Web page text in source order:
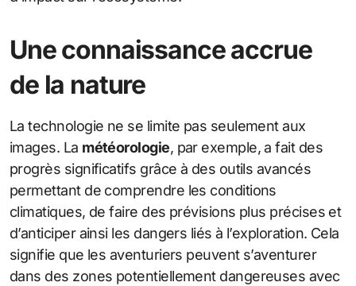
Une connaissance accrue
de la nature
La technologie ne se limite pas seulement aux
images. La météorologie, par exemple, a fait des
progrès significatifs grâce à des outils avancés
permettant de comprendre les conditions
climatiques, de faire des prévisions plus précises et
d’anticiper ainsi les dangers liés à l’exploration. Cela
signifie que les aventuriers peuvent s’aventurer
dans des zones potentiellement dangereuses avec